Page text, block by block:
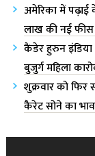
अमेरिका में पढ़ाई
लाख की नई फीस
कैंडेर हुरुन
बुजुर्ग महिला
शुक्रवार को फिर
कैरेट सोने का भाव